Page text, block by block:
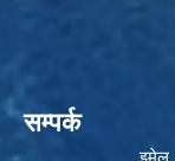
सम्पर्क